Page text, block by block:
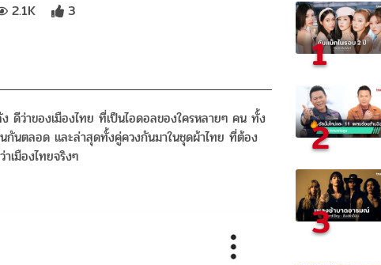
2.1K 3
ดีว่าของเมืองไทย ที่เป็นไอดอลของใครหลายๆ คน ทั้ง
กันตลอด และล่าสุดทั้งคู่ควงกันมาในชุดผ้าไทย ที่ต้อง
เมืองไทยจริงๆ
1
2
3